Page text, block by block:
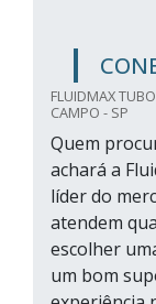
FLUIDMAX
CAMPO - SP
Quem
achará a
líder do
atendem
escolher
um bom